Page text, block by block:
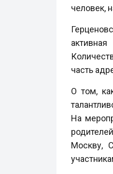
человек,
часть
О том,
На
Москву,